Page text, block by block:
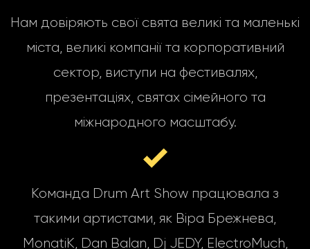
Нам довіряють свої свята великі та маленькі
міста, великі компанії та корпоративний
сектор, виступи на фестивалях,
презентаціях, святах сімейного та
міжнародного масштабу.
Команда Drum Art Show працювала з
такими артистами, як Віра Брежнева,
MonatiK, Dan Balan, Dj JEDY, ElectroMuch,